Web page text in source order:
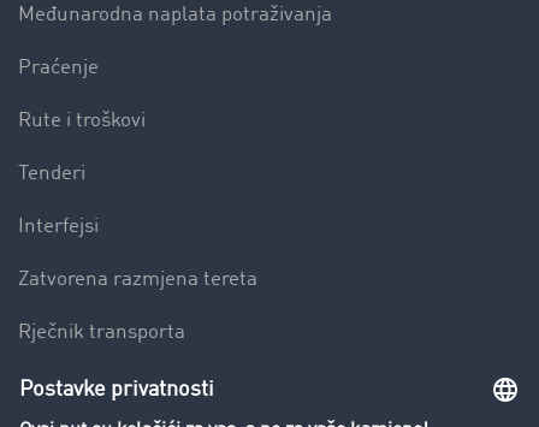
Međunarodna naplata potraživanja
Praćenje
Rute i troškovi
Tenderi
Interfejsi
Zatvorena razmjena tereta
Rječnik transporta
Preduzeće